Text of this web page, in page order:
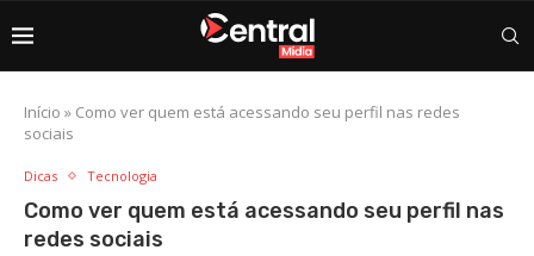
Início » Como ver quem está acessando seu perfil nas redes
sociais
Dicas Tecnologia
Como ver quem está acessando seu perfil nas
redes sociais